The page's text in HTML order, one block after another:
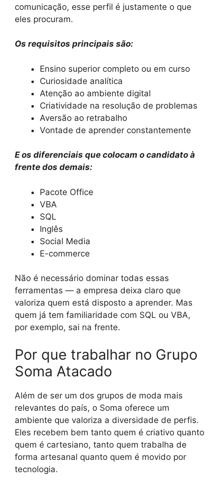
comunicação, esse perfil é justamente o que
eles procuram.
Os requisitos principais são:
Ensino superior completo ou em curso
Curiosidade analítica
Atenção ao ambiente digital
Criatividade na resolução de problemas
Aversão ao retrabalho
Vontade de aprender constantemente
E os diferenciais que colocam o candidato à
frente dos demais:
Pacote Office
VBA
SQL
Inglês
Social Media
E-commerce
Não é necessário dominar todas essas
ferramentas — a empresa deixa claro que
valoriza quem está disposto a aprender. Mas
quem já tem familiaridade com SQL ou VBA,
por exemplo, sai na frente.
Por que trabalhar no Grupo
Soma Atacado
Além de ser um dos grupos de moda mais
relevantes do país, o Soma oferece um
ambiente que valoriza a diversidade de perfis.
Eles recebem bem tanto quem é criativo quanto
quem é cartesiano, tanto quem trabalha de
forma artesanal quanto quem é movido por
tecnologia.